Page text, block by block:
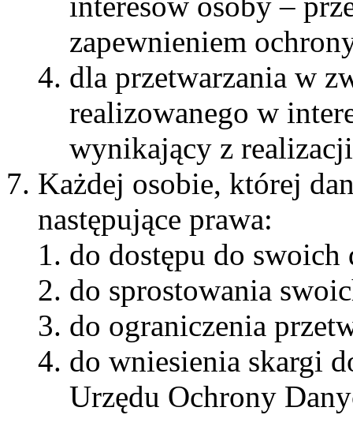
zapewnieniem
dla przetwarzania w
realizowanego w
wynikający z
Każdej osobie, której
następujące prawa:
do dostępu do swoich
do sprostowania
do ograniczenia
do wniesienia skargi
Urzędu Ochrony